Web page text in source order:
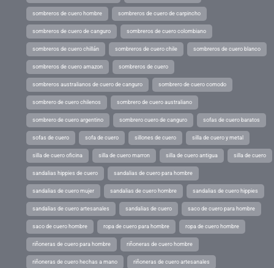
sombreros de cuero hombre sombreros de cuero de carpincho
sombreros de cuero de canguro sombreros de cuero colombiano
sombreros de cuero chillán sombreros de cuero chile sombreros de cuero blanco
sombreros de cuero amazon sombreros de cuero
sombreros australianos de cuero de canguro sombrero de cuero comodo
sombrero de cuero chilenos sombrero de cuero australiano
sombrero de cuero argentino sombrero cuero de canguro sofas de cuero baratos
sofas de cuero sofa de cuero sillones de cuero silla de cuero y metal
silla de cuero oficina silla de cuero marron silla de cuero antigua silla de cuero
sandalias hippies de cuero sandalias de cuero para hombre
sandalias de cuero mujer sandalias de cuero hombre sandalias de cuero hippies
sandalias de cuero artesanales sandalias de cuero saco de cuero para hombre
saco de cuero hombre ropa de cuero para hombre ropa de cuero hombre
riñoneras de cuero para hombre riñoneras de cuero hombre
riñoneras de cuero hechas a mano riñoneras de cuero artesanales